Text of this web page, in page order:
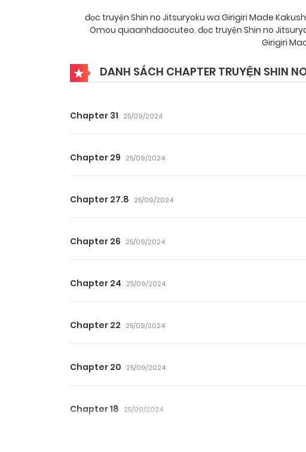
đọc truyện Shin no Jitsuryoku wa Girigiri Made
Omou quaanhdaocuteo, đọc truyện Shin no
Girigiri
DANH SÁCH CHAPTER TRUYỆN SHIN
Chapter 31 25/09/2024
Chapter 29 25/09/2024
Chapter 27.8 25/09/2024
Chapter 26 25/09/2024
Chapter 24 25/09/2024
Chapter 22 25/09/2024
Chapter 20 25/09/2024
Chapter 18 25/09/2024